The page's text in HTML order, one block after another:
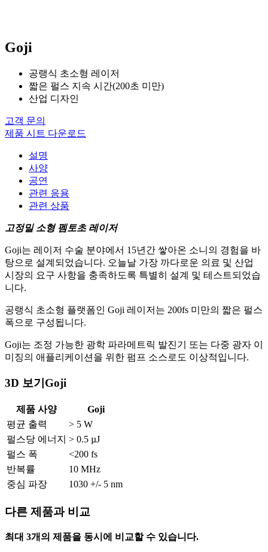
Goji
공랭식 초소형 레이저
짧은 펄스 지속 시간(200초 미만)
산업 디자인
고객 문의
제품 시트 다운로드
설명
사양
공연
관련 응용
관련 상품
고정밀 소형 펨토초 레이저
Goji는 레이저 수술 분야에서 15년간 쌓아온 소니의 경험을 바
탕으로 설계되었습니다. 오늘날 가장 까다로운 의료 및 산업
시장의 요구 사항을 충족하도록 특별히 설계 및 테스트되었습
니다.
공랭식 초소형 플랫폼인 Goji 레이저는 200fs 미만의 짧은 펄스
폭으로 구성됩니다.
Goji는 조정 가능한 광학 파라메트릭 발진기 또는 다중 광자 이
미징의 애플리케이션을 위한 펌프 소스로도 이상적입니다.
3D 보기Goji
제품 사양
Goji
평균 출력
> 5 W
펄스당 에너지 > 0.5 µJ
펄스 폭
<200 fs
반복률
10 MHz
중심 파장
1030 +/- 5 nm
다른 제품과 비교
최대 3개의 제품을 동시에 비교할 수 있습니다.